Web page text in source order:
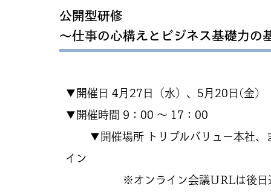
公開型研修
〜仕事の心構えとビジネス基礎力の
▼開催日 4月27日（水）、5月20日(金)
▼開催時間 9：00 ～ 17：00
▼開催場所 トリプルバリュー本社、
イン
※オンライン会議URLは後日送